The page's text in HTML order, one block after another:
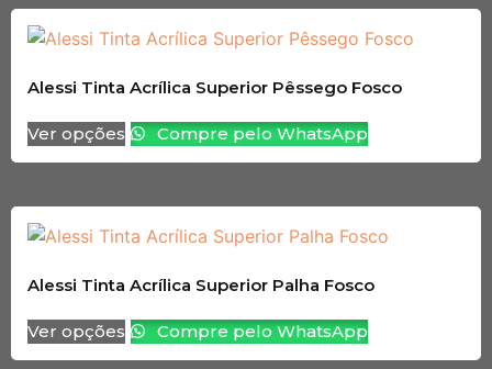
Alessi Tinta Acrílica Superior Pêssego Fosco
Ver opções Compre pelo WhatsApp
Alessi Tinta Acrílica Superior Palha Fosco
Ver opções Compre pelo WhatsApp